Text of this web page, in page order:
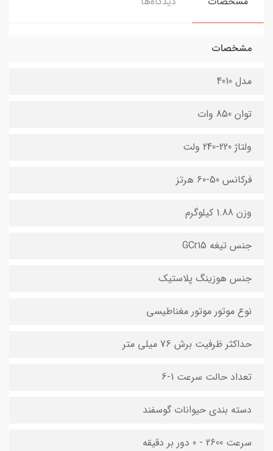
مشخصات
مدل 4010
توان 850 وات
ولتاژ 220-240 ولت
فرکانس 50-60 هرتز
وزن 1.88 کیلوگرم
جنس تیغه GCr15
جنس هوزینگ پلاستیک
نوع موتور موتور مغناطیسی
حداکثر ظرفیت برش 76 میلی متر
تعداد حالت سرعت 1-6
دسته بندی حیوانات گوسفند
سرعت 2600 - 0 دور بر دقیقه